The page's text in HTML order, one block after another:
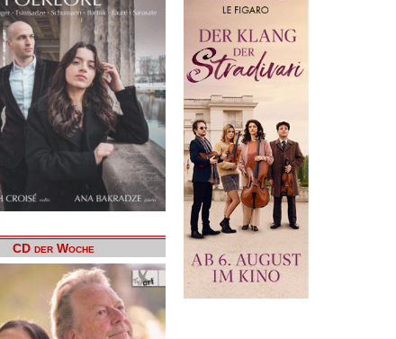
CD der Woche